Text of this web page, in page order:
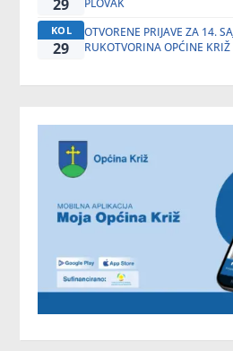
29
PLOVAK
KOL
29
OTVORENE PRIJAVE ZA 14.
RUKOTVORINA OPĆINE KRIŽ